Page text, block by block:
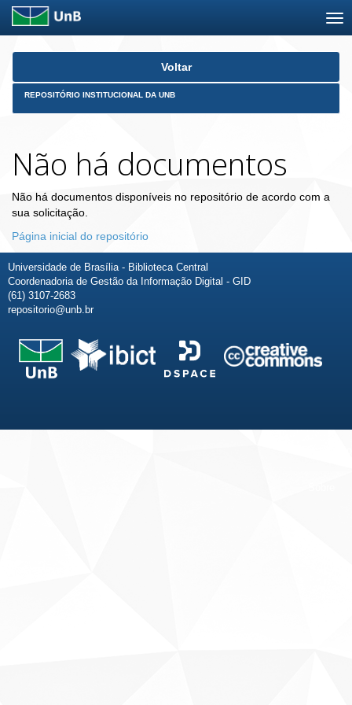
Skip
Voltar
REPOSITÓRIO INSTITUCIONAL DA UNB
Não há documentos
Não há documentos disponíveis no repositório de acordo com a
sua solicitação.
Página inicial do repositório
Universidade de Brasília - Biblioteca Central
Coordenadoria de Gestão da Informação Digital - GID
(61) 3107-2683
repositorio@unb.br